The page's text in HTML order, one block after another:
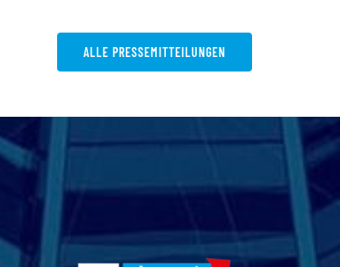
ALLE PRESSEMITTEILUNGEN